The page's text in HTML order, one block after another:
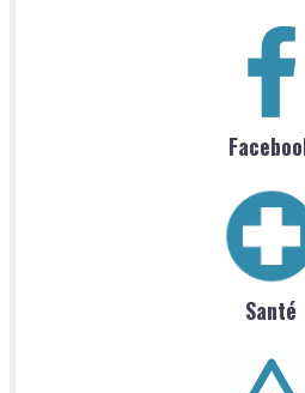
Santé